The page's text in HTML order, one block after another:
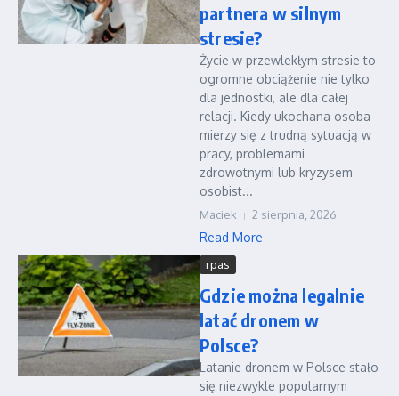
partnera w silnym
stresie?
Życie w przewlekłym stresie to
ogromne obciążenie nie tylko
dla jednostki, ale dla całej
relacji. Kiedy ukochana osoba
mierzy się z trudną sytuacją w
pracy, problemami
zdrowotnymi lub kryzysem
osobist...
Maciek 2 sierpnia, 2026
Read More
rpas
Gdzie można legalnie
latać dronem w
Polsce?
Latanie dronem w Polsce stało
się niezwykle popularnym